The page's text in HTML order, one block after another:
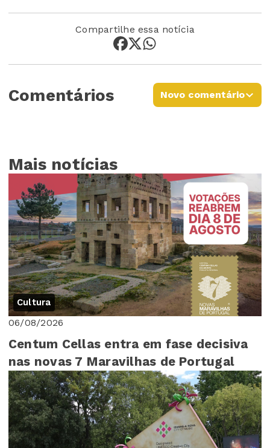
Compartilhe essa notícia
Comentários Novo comentário
Mais notícias
Cultura
06/08/2026
Centum Cellas entra em fase decisiva
nas novas 7 Maravilhas de Portugal